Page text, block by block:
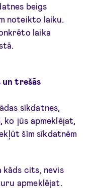
beigs
noteikto laiku.
laika
un trešās
sīkdatnes,
jūs apmeklējat,
šīm sīkdatnēm
kāds cits, nevis
apmeklējat.